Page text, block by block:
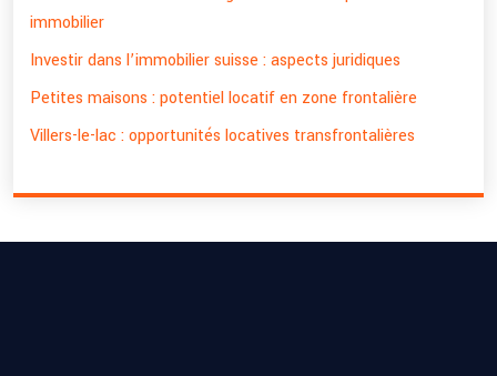
immobilier
Investir dans l’immobilier suisse : aspects juridiques
Petites maisons : potentiel locatif en zone frontalière
Villers-le-lac : opportunités locatives transfrontalières